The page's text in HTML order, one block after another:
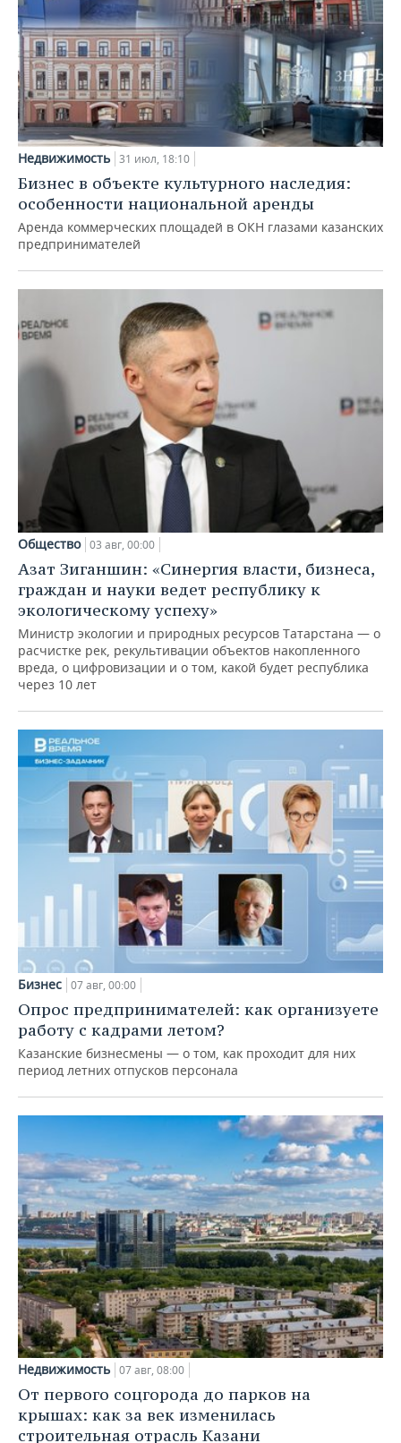
Недвижимость 31 июл, 18:10
Бизнес в объекте культурного наследия:
особенности национальной аренды
Аренда коммерческих площадей в ОКН глазами казанских
предпринимателей
Общество 03 авг, 00:00
Азат Зиганшин: «Синергия власти, бизнеса,
граждан и науки ведет республику к
экологическому успеху»
Министр экологии и природных ресурсов Татарстана — о
расчистке рек, рекультивации объектов накопленного
вреда, о цифровизации и о том, какой будет республика
через 10 лет
Бизнес 07 авг, 00:00
Опрос предпринимателей: как организуете
работу с кадрами летом?
Казанские бизнесмены — о том, как проходит для них
период летних отпусков персонала
Недвижимость 07 авг, 08:00
От первого соцгорода до парков на
крышах: как за век изменилась
строительная отрасль Казани